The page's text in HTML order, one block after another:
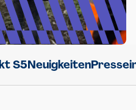
S5Neuigkeiten